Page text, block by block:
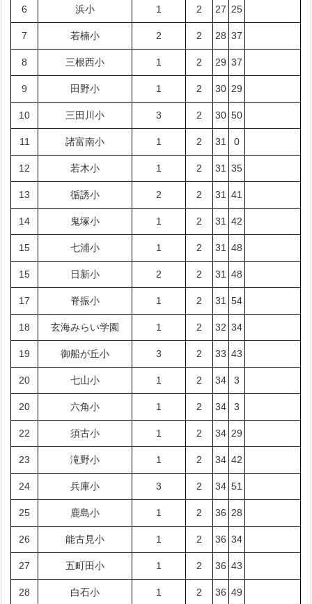
6 浜小 1 2 27 25
7 若楠小 2 2 28 37
8 三根西小 1 2 29 37
9 田野小 1 2 30 29
10 三田川小 3 2 30 50
11 諸富南小 1 2 31 0
12 若木小 1 2 31 35
13 循誘小 2 2 31 41
14 鬼塚小 1 2 31 42
15 七浦小 1 2 31 48
15 日新小 2 2 31 48
17 脊振小 1 2 31 54
18 玄海みらい学園 1 2 32 34
19 御船が丘小 3 2 33 43
20 七山小 1 2 34 3
20 六角小 1 2 34 3
22 須古小 1 2 34 29
23 滝野小 1 2 34 42
24 兵庫小 3 2 34 51
25 鹿島小 1 2 36 28
26 能古見小 1 2 36 34
27 五町田小 1 2 36 43
28 白石小 1 2 36 49